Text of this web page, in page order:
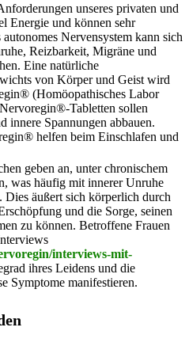
unseres privaten und
Energie und können sehr
Nervensystem kann sich
Reizbarkeit, Migräne und
Eine natürliche
von Körper und Geist wird
(Homöopathisches Labor
Tabletten sollen
innere Spannungen abbauen.
helfen beim Einschlafen und
geben an, unter chronischem
was häufig mit innerer Unruhe
Dies äußert sich körperlich durch
und die Sorge, seinen
zu können. Betroffene Frauen
interviews-mit-
ihres Leidens und die
Symptome manifestieren.